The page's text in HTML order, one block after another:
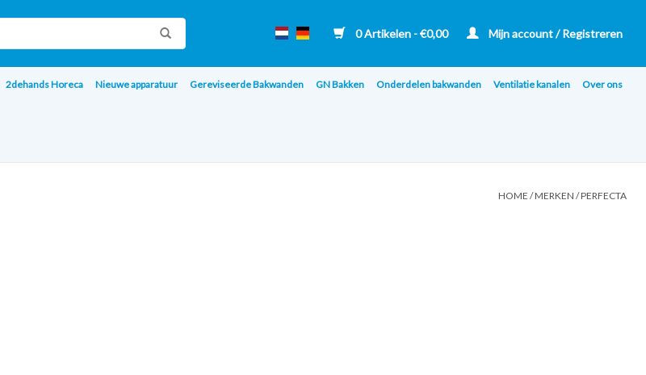
0 Artikelen - €0,00 Mijn account / Registreren
2dehands Horeca Nieuwe apparatuur Gereviseerde Bakwanden GN Bakken Onderdelen bakwanden Ventilatie kanalen Over ons
HOME /MERKEN /PERFECTA